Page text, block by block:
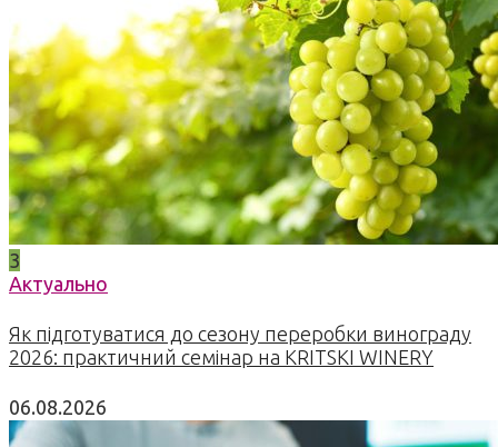
3
Актуально
Як підготуватися до сезону переробки винограду
2026: практичний семінар на KRITSKI WINERY
06.08.2026